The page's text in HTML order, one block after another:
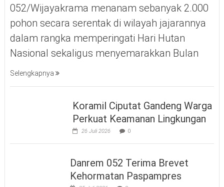
052/Wijayakrama menanam sebanyak 2.000
pohon secara serentak di wilayah jajarannya
dalam rangka memperingati Hari Hutan
Nasional sekaligus menyemarakkan Bulan
Selengkapnya
Koramil Ciputat Gandeng Warga
Perkuat Keamanan Lingkungan
26 Juli 2026 0
Danrem 052 Terima Brevet
Kehormatan Paspampres